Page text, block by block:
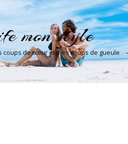
mon style
coups de cœur et mes coups de gueule